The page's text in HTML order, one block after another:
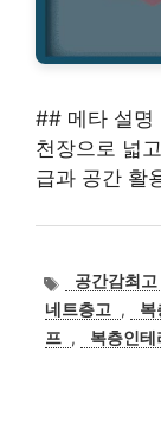
## 메타 설명
천장으로 넓
급과 공간 활
태
그
공간감최고
네트층고
, 복
프 , 복층인테